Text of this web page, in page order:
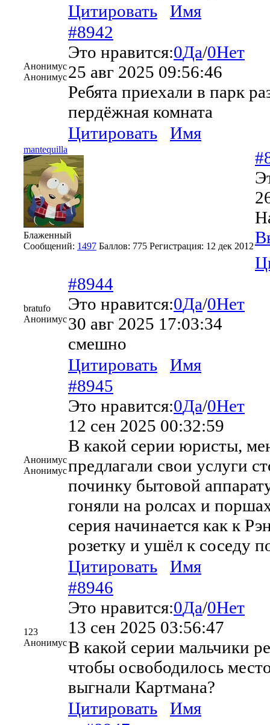
Цитировать
Имя
Анонимус
Анонимус
#8942
Это нравится:0Да/0Нет
25 авг 2025 09:56:46
Ребята приехали в парк
пердёжная комната
Цитировать
Имя
mantequilla
Блаженный
Сообщений: 1497 Баллов: 775 Регистрация: 12 дек 2012
bratufo‮
Анонимус
#8944
Это нравится:0Да/0Нет
30 авг 2025 17:03:34
смешно‮
Цитировать
Имя
Анонимус
Анонимус
#8945
Это нравится:0Да/0Нет
12 сен 2025 00:32:59
В какой серии юристы,
предлагали свои услуги
починку бытовой
гоняли на ролсах и
серия начинается как к
розетку и ушëл к соседу
Цитировать
Имя
123
Анонимус
#8946
Это нравится:0Да/0Нет
13 сен 2025 03:56:47
В какой серии мальчики
чтобы освободилось
выгнали Картмана?
Цитировать
Имя